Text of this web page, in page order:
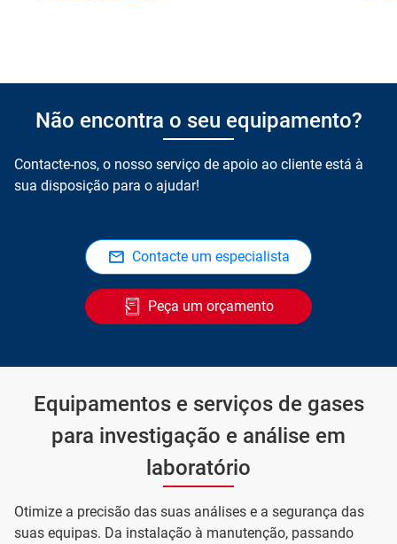
Não encontra o seu equipamento?
Contacte-nos, o nosso serviço de apoio ao cliente está à
sua disposição para o ajudar!
Contacte um especialista
Peça um orçamento
Equipamentos e serviços de gases
para investigação e análise em
laboratório
Otimize a precisão das suas análises e a segurança das
suas equipas. Da instalação à manutenção, passando